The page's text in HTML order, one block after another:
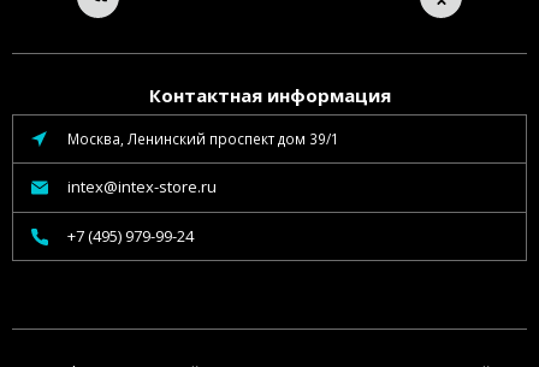
Контактная информация
Москва, Ленинский проспект дом 39/1
intex@intex-store.ru
+7 (495) 979-99-24